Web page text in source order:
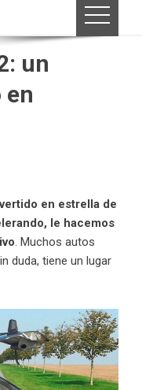
un
en estrella de
le hacemos
. Muchos autos
duda, tiene un lugar